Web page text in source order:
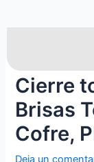
Cierre
Brisas
Cofre,
Deja un